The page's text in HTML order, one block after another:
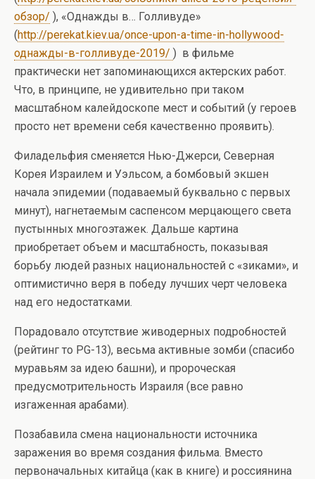
обзор/ ), «Однажды в… Голливуде»
(http://perekat.kiev.ua/once-upon-a-time-in-hollywood-
однажды-в-голливуде-2019/ ) в фильме
практически нет запоминающихся актерских работ.
Что, в принципе, не удивительно при таком
масштабном калейдоскопе мест и событий (у героев
просто нет времени себя качественно проявить).
Филадельфия сменяется Нью-Джерси, Северная
Корея Израилем и Уэльсом, а бомбовый экшен
начала эпидемии (подаваемый буквально с первых
минут), нагнетаемым саспенсом мерцающего света
пустынных многоэтажек. Дальше картина
приобретает объем и масштабность, показывая
борьбу людей разных национальностей с «зиками», и
оптимистично веря в победу лучших черт человека
над его недостатками.
Порадовало отсутствие живодерных подробностей
(рейтинг то PG-13), весьма активные зомби (спасибо
муравьям за идею башни), и пророческая
предусмотрительность Израиля (все равно
изгаженная арабами).
Позабавила смена национальности источника
заражения во время создания фильма. Вместо
первоначальных китайца (как в книге) и россиянина